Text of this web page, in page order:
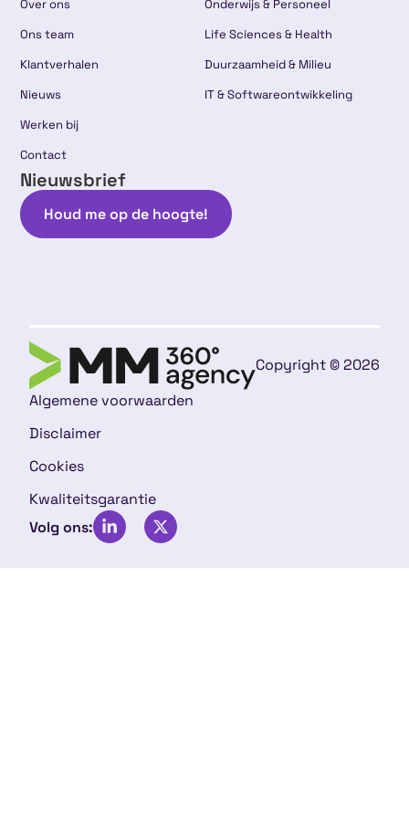
Over ons
Ons team
Klantverhalen
Nieuws
Werken bij
Contact
Onderwijs & Personeel
Life Sciences & Health
Duurzaamheid & Milieu
IT & Softwareontwikkeling
Nieuwsbrief
Houd me op de hoogte!
Copyright © 2026
Algemene voorwaarden
Disclaimer
Cookies
Kwaliteitsgarantie
Volg ons: